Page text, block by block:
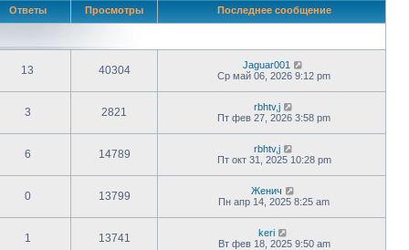
Ответы Просмотры Последнее сообщение
13 40304
Jaguar001
Ср май 06, 2026 9:12 pm
3 2821
rbhtv,j
Пт фев 27, 2026 3:58 pm
6 14789
rbhtv,j
Пт окт 31, 2025 10:28 pm
0 13799
Женич
Пн апр 14, 2025 8:25 am
1 13741
keri
Вт фев 18, 2025 9:50 am